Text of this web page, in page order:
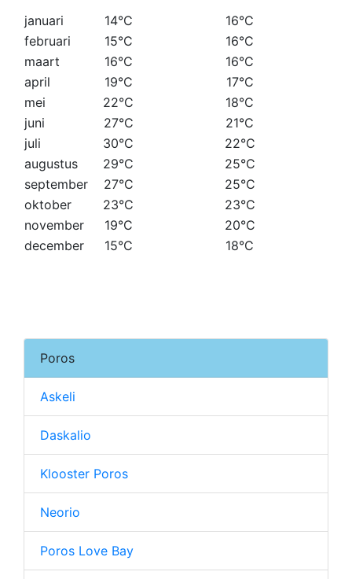
januari 14°C
16°C
februari
15°C
16°C
maart
16°C
16°C
april
19°C
17°C
mei
22°C
18°C
juni
27°C
21°C
juli
30°C
22°C
augustus
29°C
25°C
september
27°C
25°C
oktober
23°C
23°C
november
19°C
20°C
december
15°C 18°C
Poros
Askeli
Daskalio
Klooster Poros
Neorio
Poros Love Bay